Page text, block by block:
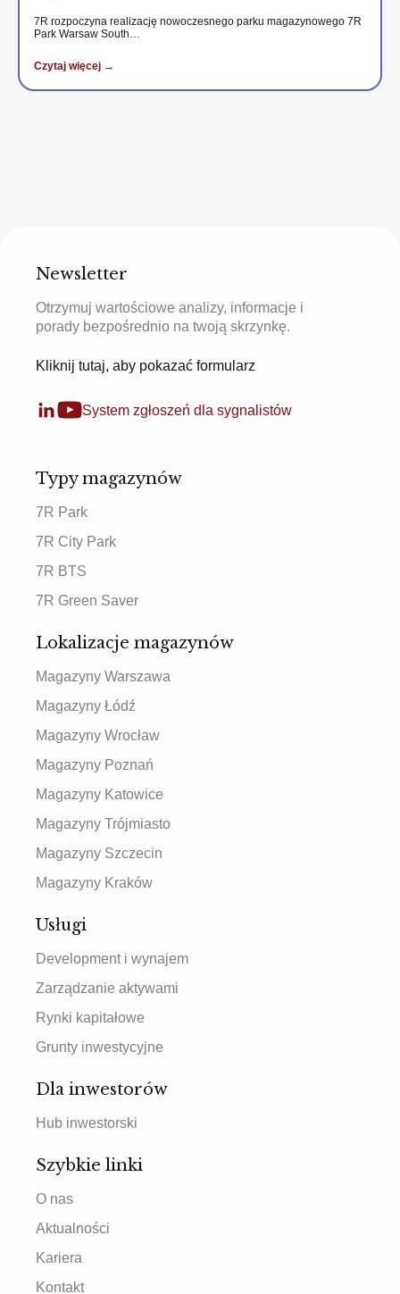
7R rozpoczyna realizację nowoczesnego parku magazynowego 7R
Park Warsaw South…
Czytaj więcej →
Newsletter
Otrzymuj wartościowe analizy, informacje i
porady bezpośrednio na twoją skrzynkę.
Kliknij tutaj, aby pokazać formularz
System zgłoszeń dla sygnalistów
Typy magazynów
7R Park
7R City Park
7R BTS
7R Green Saver
Lokalizacje magazynów
Magazyny Warszawa
Magazyny Łódź
Magazyny Wrocław
Magazyny Poznań
Magazyny Katowice
Magazyny Trójmiasto
Magazyny Szczecin
Magazyny Kraków
Usługi
Development i wynajem
Zarządzanie aktywami
Rynki kapitałowe
Grunty inwestycyjne
Dla inwestorów
Hub inwestorski
Szybkie linki
O nas
Aktualności
Kariera
Kontakt